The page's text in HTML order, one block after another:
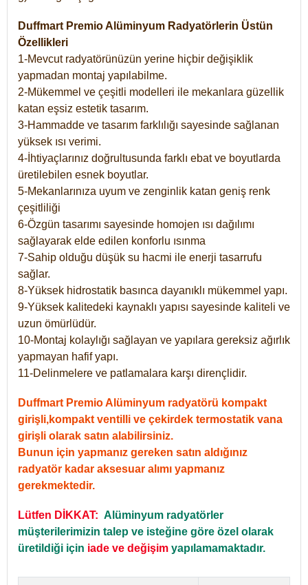
Duffmart Premio Alüminyum Radyatörlerin Üstün
Özellikleri
1-Mevcut radyatörünüzün yerine hiçbir değişiklik
yapmadan montaj yapılabilme.
2-Mükemmel ve çeşitli modelleri ile mekanlara güzellik
katan eşsiz estetik tasarım.
3-Hammadde ve tasarım farklılığı sayesinde sağlanan
yüksek ısı verimi.
4-İhtiyaçlarınız doğrultusunda farklı ebat ve boyutlarda
üretilebilen esnek boyutlar.
5-Mekanlarınıza uyum ve zenginlik katan geniş renk
çeşitliliği
6-Özgün tasarımı sayesinde homojen ısı dağılımı
sağlayarak elde edilen konforlu ısınma
7-Sahip olduğu düşük su hacmi ile enerji tasarrufu
sağlar.
8-Yüksek hidrostatik basınca dayanıklı mükemmel yapı.
9-Yüksek kalitedeki kaynaklı yapısı sayesinde kaliteli ve
uzun ömürlüdür.
10-Montaj kolaylığı sağlayan ve yapılara gereksiz ağırlık
yapmayan hafif yapı.
11-Delinmelere ve patlamalara karşı dirençlidir.
Duffmart Premio Alüminyum radyatörü kompakt
girişli,kompakt ventilli ve çekirdek termostatik vana
girişli olarak satın alabilirsiniz.
Bunun için yapmanız gereken satın aldığınız
radyatör kadar aksesuar alımı yapmanız
gerekmektedir.
Lütfen DİKKAT: Alüminyum radyatörler
müşterilerimizin talep ve isteğine göre özel olarak
üretildiği için iade ve değişim yapılamamaktadır.